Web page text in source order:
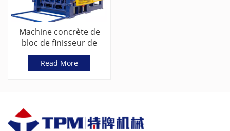
Machine concrète de
bloc de finisseur de
norme européenne avec
la vibration servo
Read More